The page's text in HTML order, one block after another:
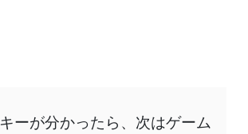
ーが分かったら、次はゲーム